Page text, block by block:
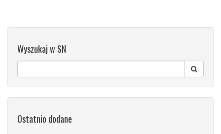
Wyszukaj w SN
Ostatnio dodane